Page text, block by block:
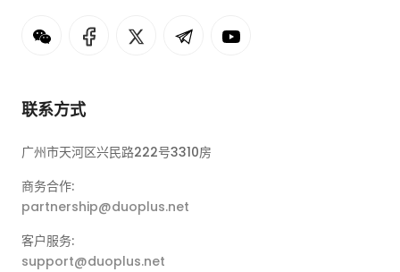
联系方式
广州市天河区兴民路222号3310房
商务合作:
partnership@duoplus.net
客户服务:
support@duoplus.net